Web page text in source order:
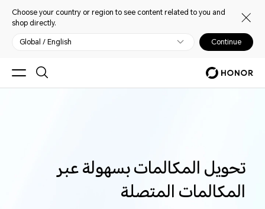
Choose your country or region to see content related to you and
shop directly.
Global / English Continue
تحويل المكالمات بسهولة عبر
المكالمات المتصلة